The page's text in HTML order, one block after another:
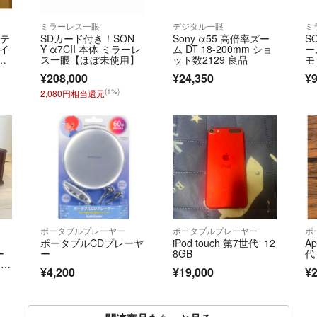
ミラーレス一眼
SDカード付き！SON
Y α7CII 本体 ミラーレ
ス一眼【ほぼ未使用】
¥208,000
2,080円相当還元(1%)
デジタル一眼
Sony α55 高倍率ズー
ム DT 18-200mm ショ
ット数2129 良品
¥24,350
ポータブルプレーヤー
ポータブルCDプレーヤ
ー
¥4,200
ポータブルプレーヤー
iPod touch 第7世代 12
8GB
¥19,000
ポ